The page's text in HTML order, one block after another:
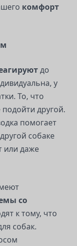
комфорт
до
у
То, что
другой.
помогает
собаке
или даже
со
к тому, что
собак.